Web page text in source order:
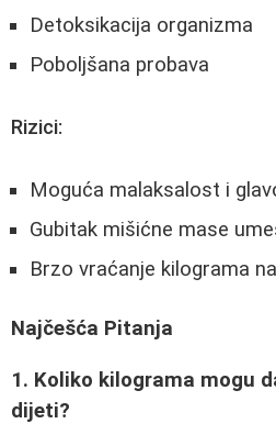
Detoksikacija organizma
Poboljšana probava
Rizici:
Moguća malaksalost i
Gubitak mišićne mase
Brzo vraćanje kilograma
Najčešća Pitanja
1. Koliko kilograma mogu
dijeti?